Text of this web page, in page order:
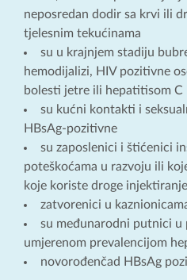
neposredan dodir sa krvi ili
tjelesnim tekućinama
su u krajnjem stadiju
hemodijalizi, HIV pozitivne
bolesti jetre ili hepatitisom C
su kućni kontakti i
HBsAg-pozitivne
su zaposlenici i štićenici
poteškoćama u razvoju ili
koje koriste droge
zatvorenici u
su međunarodni putnici u
umjerenom prevalencijom
novorođenčad HBsAg